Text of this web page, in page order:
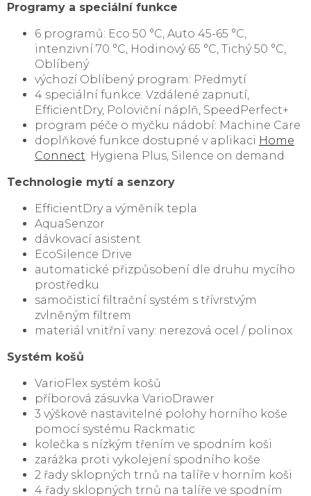
Programy a speciální funkce
6 programů: Eco 50 °C, Auto 45-65 °C,
intenzivní 70 °C, Hodinový 65 °C, Tichý 50 °C,
Oblíbený
výchozí Oblíbený program: Předmytí
4 speciální funkce: Vzdálené zapnutí,
EfficientDry, Poloviční náplň, SpeedPerfect+
program péče o myčku nádobí: Machine Care
doplňkové funkce dostupné v aplikaci Home
Connect: Hygiena Plus, Silence on demand
Technologie mytí a senzory
EfficientDry a výměník tepla
AquaSenzor
dávkovací asistent
EcoSilence Drive
automatické přizpůsobení dle druhu mycího
prostředku
samočisticí filtrační systém s třívrstvým
zvlněným filtrem
materiál vnitřní vany: nerezová ocel / polinox
Systém košů
VarioFlex systém košů
příborová zásuvka VarioDrawer
3 výškově nastavitelné polohy horního koše
pomocí systému Rackmatic
kolečka s nízkým třením ve spodním koši
zarážka proti vykolejení spodního koše
2 řady sklopných trnů na talíře v horním koši
4 řady sklopných trnů na talíře ve spodním